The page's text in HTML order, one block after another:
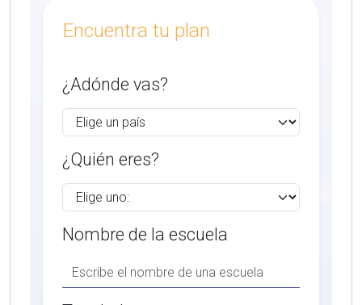
Encuentra tu plan
¿Adónde vas?
¿Quién eres?
Nombre de la escuela